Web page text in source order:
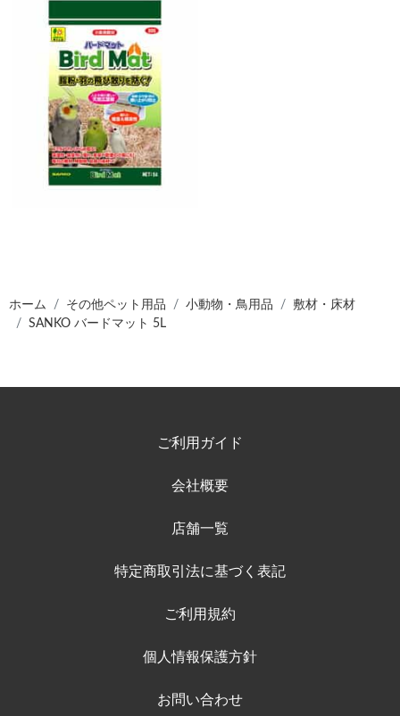
ホーム その他ペット用品 小動物・鳥用品
敷材・床材
SANKO バードマット 5L
ご利用ガイド
会社概要
店舗一覧
特定商取引法に基づく表記
ご利用規約
個人情報保護方針
お問い合わせ